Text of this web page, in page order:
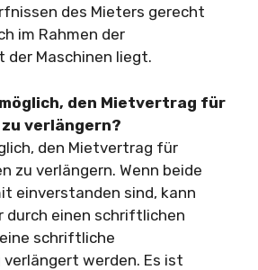
des Mieters gerecht
im Rahmen der
der Maschinen liegt.
den Mietvertrag für
verlängern?
den Mietvertrag für
zu verlängern. Wenn beide
einverstanden sind, kann
durch einen schriftlichen
schriftliche
verlängert werden. Es ist